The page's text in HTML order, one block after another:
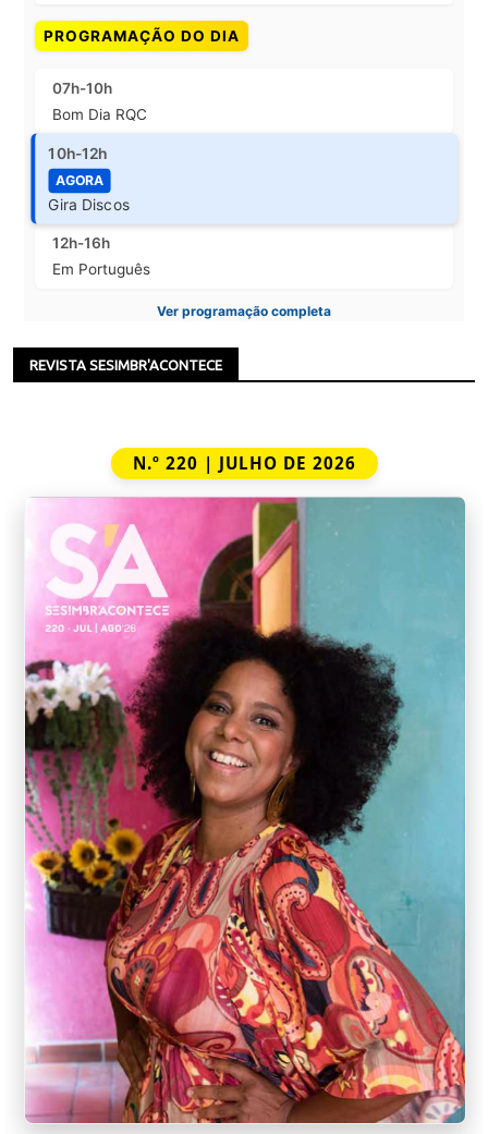
PROGRAMAÇÃO DO DIA
07h-10h
Bom Dia RQC
10h-12h
AGORA
Gira Discos
12h-16h
Em Português
Ver programação completa
REVISTA SESIMBR'ACONTECE
N.º 220 | JULHO DE 2026